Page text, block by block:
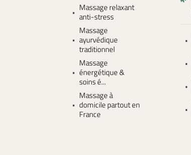
Massage relaxant
anti-stress
Massage
ayurvédique
traditionnel
Massage
énergétique &
soins é...
Massage à
domicile partout en
France